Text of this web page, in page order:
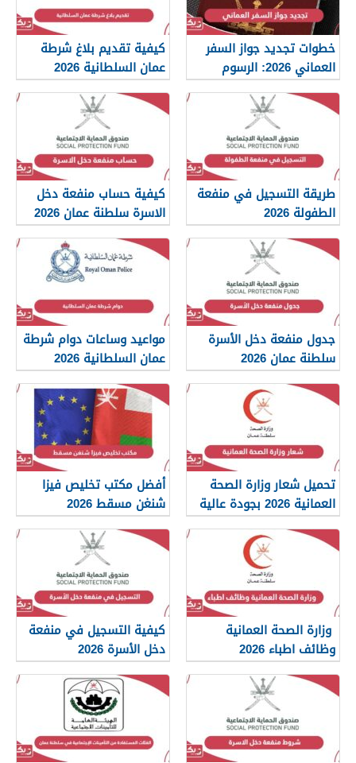
خطوات تجديد جواز السفر
العماني 2026: الرسوم
والمستندات المطلوبة
كيفية تقديم بلاغ شرطة
عمان السلطانية 2026
طريقة التسجيل في منفعة
الطفولة 2026
كيفية حساب منفعة دخل
الاسرة سلطنة عمان 2026
جدول منفعة دخل الأسرة
سلطنة عمان 2026
مواعيد وساعات دوام شرطة
عمان السلطانية 2026
تحميل شعار وزارة الصحة
العمانية 2026 بجودة عالية
png
أفضل مكتب تخليص فيزا
شنغن مسقط 2026
وزارة الصحة العمانية
وظائف اطباء 2026
كيفية التسجيل في منفعة
دخل الأسرة 2026